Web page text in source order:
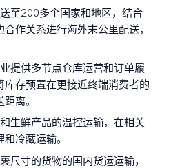
至200多个国家和地区，结合
作关系进行海外末公里配送，
提供多节点仓库运营和订单履
库存预置在更接近终端消费者的
离。
生鲜产品的温控运输，在相关
冷藏运输。
尺寸的货物的国内货运运输，